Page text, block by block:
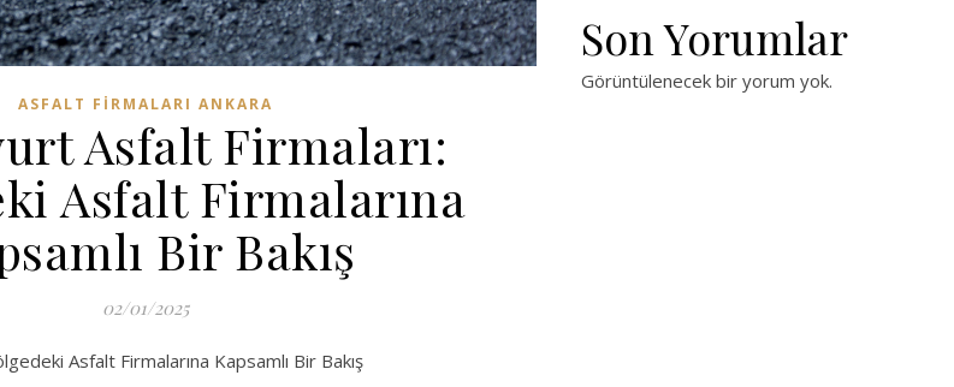
ASFALT FIRMALARI ANKARA
Asfalt Firmaları:
Asfalt Firmalarına
Bir Bakış
02/01/2025
Asfalt Firmalarına Kapsamlı Bir Bakış
Son Yorumlar
Görüntülenecek bir yorum yok.